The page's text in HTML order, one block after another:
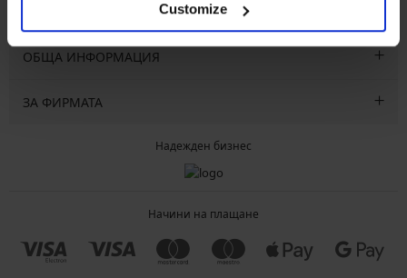
Customize
ОБСЛУЖВАНЕ НА КЛИЕНТИ
ОБЩА ИНФОРМАЦИЯ
ЗА ФИРМАТА
Надежден бизнес
Начини на плащане